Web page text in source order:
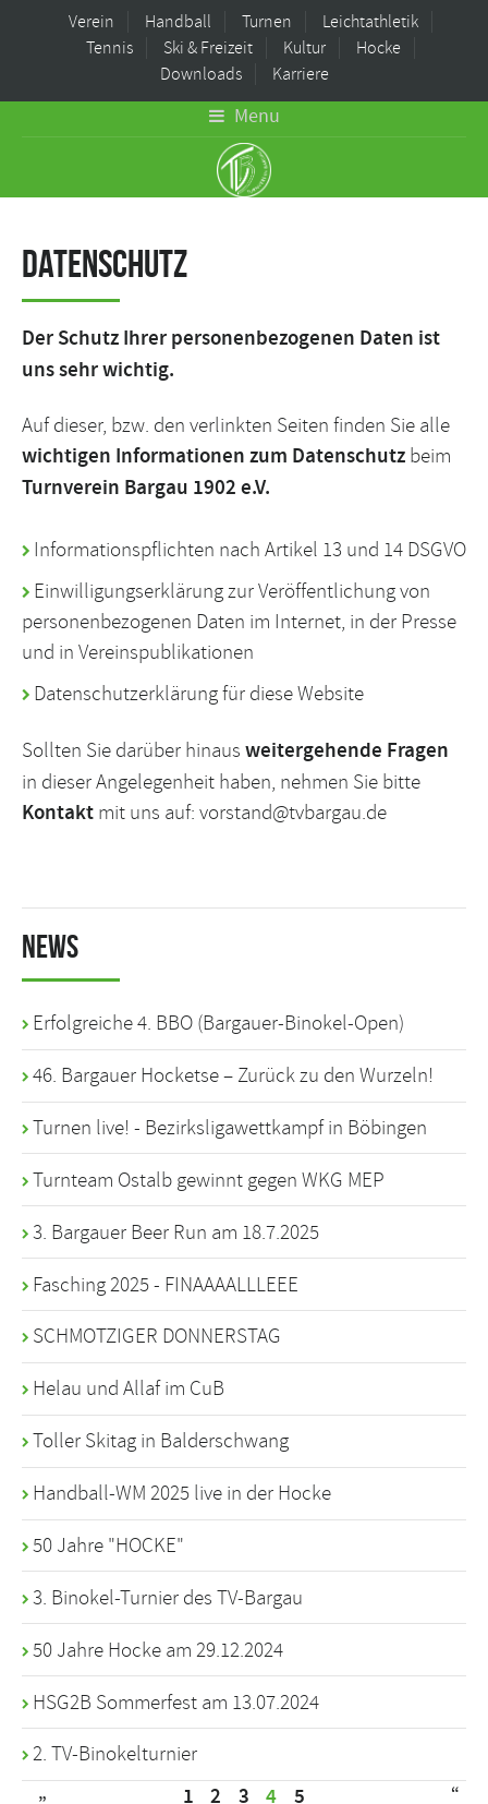
Verein Handball Turnen
Leichtathletik
Tennis
Ski & Freizeit Kultur
Hocke
Downloads
Karriere
Menu
Datenschutz
Der Schutz Ihrer personenbezogenen Daten ist
uns sehr wichtig.
Auf dieser, bzw. den verlinkten Seiten finden Sie alle
wichtigen Informationen zum Datenschutz beim
Turnverein Bargau 1902 e.V.
Informationspflichten nach Artikel 13 und 14 DSGVO
Einwilligungserklärung zur Veröffentlichung von
personenbezogenen Daten im Internet, in der Presse
und in Vereinspublikationen
Datenschutzerklärung für diese Website
Sollten Sie darüber hinaus weitergehende Fragen
in dieser Angelegenheit haben, nehmen Sie bitte
Kontakt mit uns auf: vorstand@tvbargau.de
News
Erfolgreiche 4. BBO (Bargauer-Binokel-Open)
46. Bargauer Hocketse – Zurück zu den Wurzeln!
Turnen live! - Bezirksligawettkampf in Böbingen
Turnteam Ostalb gewinnt gegen WKG MEP
3. Bargauer Beer Run am 18.7.2025
Fasching 2025 - FINAAAALLLEEE
SCHMOTZIGER DONNERSTAG
Helau und Allaf im CuB
Toller Skitag in Balderschwang
Handball-WM 2025 live in der Hocke
50 Jahre "HOCKE"
3. Binokel-Turnier des TV-Bargau
50 Jahre Hocke am 29.12.2024
HSG2B Sommerfest am 13.07.2024
2. TV-Binokelturnier
„ 1 2 3 4 5 “